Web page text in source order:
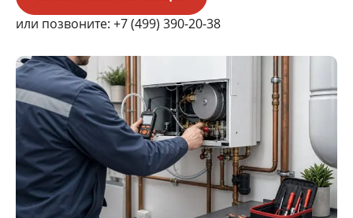
или позвоните: +7 (499) 390-20-38